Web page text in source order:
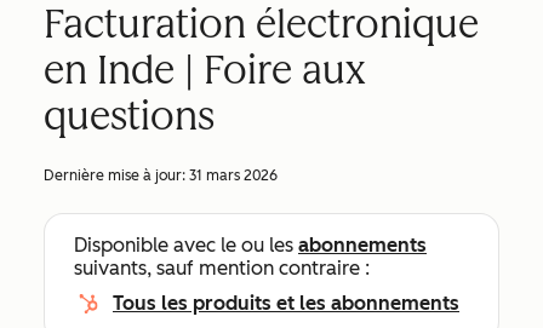
Facturation électronique
en Inde | Foire aux
questions
Dernière mise à jour: 31 mars 2026
Disponible avec le ou les abonnements
suivants, sauf mention contraire :
Tous les produits et les abonnements